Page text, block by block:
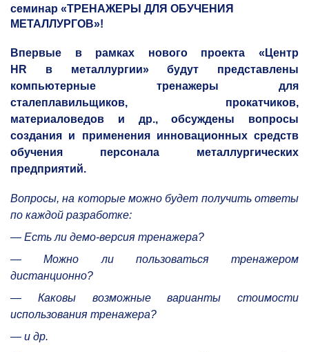
семинар «ТРЕНАЖЕРЫ ДЛЯ ОБУЧЕНИЯ
МЕТАЛЛУРГОВ»!
Впервые в рамках нового проекта «Центр
HR в металлургии» будут представлены
компьютерные тренажеры для
сталеплавильщиков, прокатчиков,
материаловедов и др., обсуждены вопросы
создания и применения инновационных средств
обучения персонала металлургических
предприятий.
Вопросы, на которые можно будет получить ответы
по каждой разработке:
— Есть ли демо-версия тренажера?
— Можно ли пользоваться тренажером
дистанционно?
— Каковы возможные варианты стоимости
использования тренажера?
— и др.